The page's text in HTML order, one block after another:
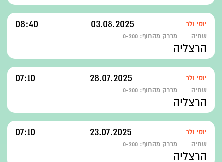
יוסי ולר 03.08.2025
08:40
שחיה מרחק מהחוף: 0-200
הרצליה
יוסי ולר 28.07.2025
07:10
שחיה מרחק מהחוף: 0-200
הרצליה
יוסי ולר 23.07.2025
07:10
שחיה מרחק מהחוף: 0-200
הרצליה